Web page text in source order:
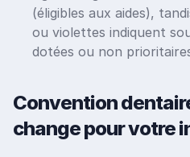
(éligibles aux aides),
ou violettes indiquent
dotées ou non
Convention
change pour votre